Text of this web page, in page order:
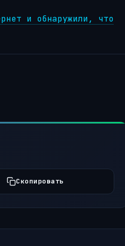
и обнаружили, что
Скопировать